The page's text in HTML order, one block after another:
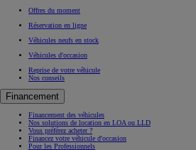
Offres du moment
Réservation en ligne
Véhicules neufs en stock
Véhicules d'occasion
Reprise de votre véhicule
Nos conseils
Financement
Financement des véhicules
Nos solutions de location en LOA ou LLD
Vous préférez acheter ?
Financez votre véhicule d'occasion
Pour les Professionnels